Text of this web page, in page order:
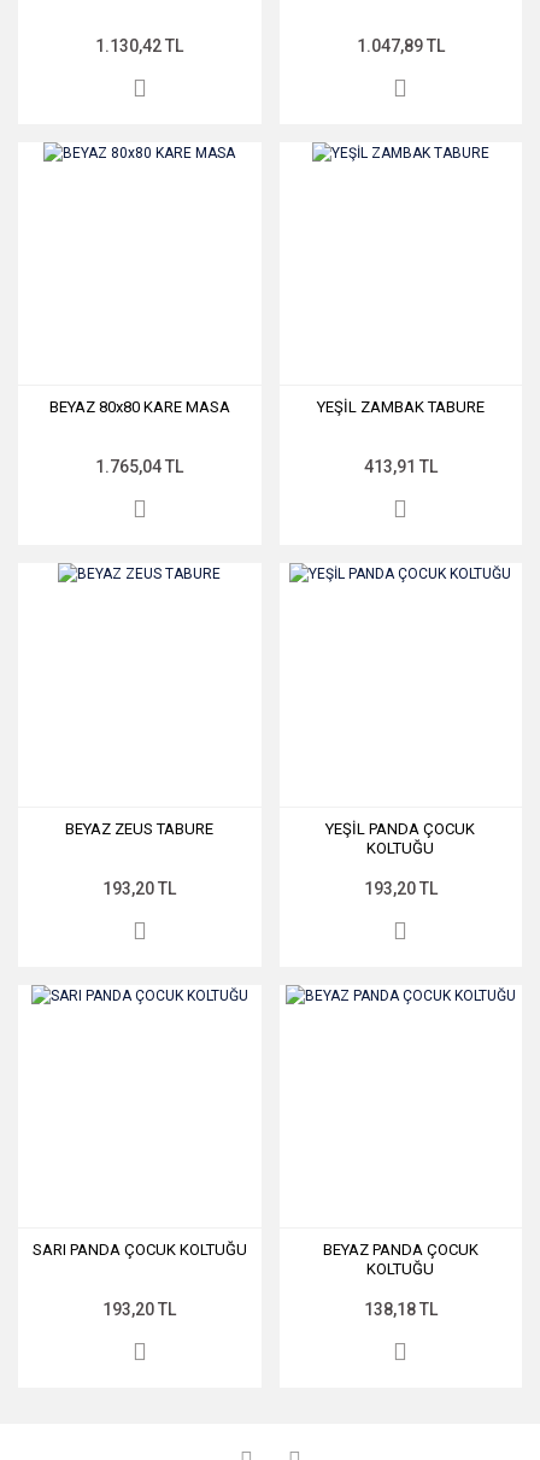
1.130,42 TL 1.047,89 TL
BEYAZ 80x80 KARE MASA
1.765,04 TL
YEŞİL ZAMBAK TABURE
413,91 TL
BEYAZ ZEUS TABURE
193,20 TL
YEŞİL PANDA ÇOCUK
KOLTUĞU
193,20 TL
SARI PANDA ÇOCUK KOLTUĞU
193,20 TL
BEYAZ PANDA ÇOCUK
KOLTUĞU
138,18 TL